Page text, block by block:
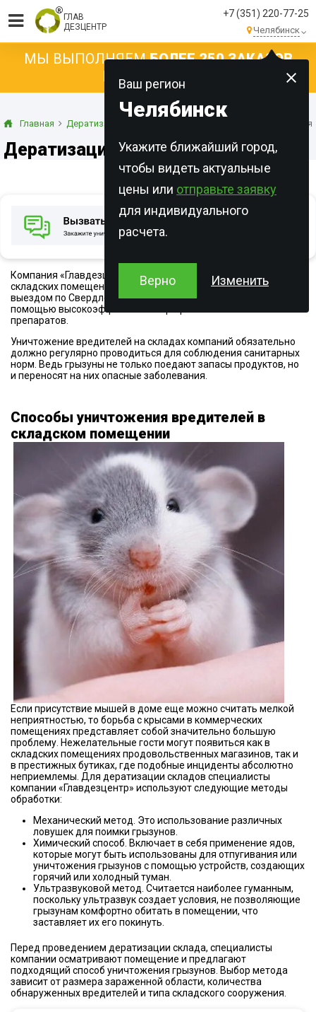
ГЛАВ
ДЕЗЦЕНТР
+7 (351) 220-77-25
Челябинск
Ваш регион
Челябинск
Укажите ближайший город,
чтобы видеть актуальные
цены или отправьте заявку
для индивидуального
расчета.
Верно Изменить
МЫ ВЫПОЛНЯЕМБОЛЕЕ 250 ЗАКАЗОВ
КАЖДЫЙ ДЕНЬ!
Главная Дератизация
Дератизация складов
Компания «Главдезцентр» оказывает услуги по дератизации
складских помещений на территории Екатеринбурга и с
выездом по Свердловской области. Обработка проводится с
помощью высокоэффективных профессиональных
препаратов.
Уничтожение вредителей на складах компаний обязательно
должно регулярно проводиться для соблюдения санитарных
норм. Ведь грызуны не только поедают запасы продуктов, но
и переносят на них опасные заболевания.
Способы уничтожения вредителей в
складском помещении
Если присутствие мышей в доме еще можно считать мелкой
неприятностью, то борьба с крысами в коммерческих
помещениях представляет собой значительно большую
проблему. Нежелательные гости могут появиться как в
складских помещениях продовольственных магазинов, так и
в престижных бутиках, где подобные инциденты абсолютно
неприемлемы. Для дератизации складов специалисты
компании «Главдезцентр» используют следующие методы
обработки:
Механический метод. Это использование различных
ловушек для поимки грызунов.
Химический способ. Включает в себя применение ядов,
которые могут быть использованы для отпугивания или
уничтожения грызунов с помощью устройств, создающих
горячий или холодный туман.
Ультразвуковой метод. Считается наиболее гуманным,
поскольку ультразвук создает условия, не позволяющие
грызунам комфортно обитать в помещении, что
заставляет их его покинуть.
Перед проведением дератизации склада, специалисты
компании осматривают помещение и предлагают
подходящий способ уничтожения грызунов. Выбор метода
зависит от размера зараженной области, количества
обнаруженных вредителей и типа складского сооружения.